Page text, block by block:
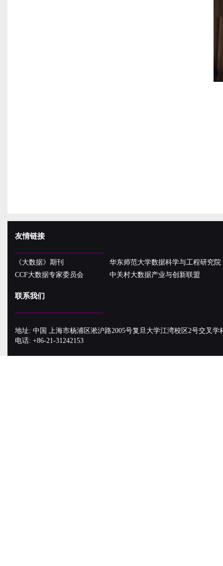
友情链接
《大数据》期刊
华东师范大学数据科学与工程研究院
CCF大数据专家委员会
中关村大数据产业与创新联盟
联系我们
地址: 中国 上海市杨浦区淞沪路2005号复旦大学江湾校区2号交叉学
电话: +86-21-31242153